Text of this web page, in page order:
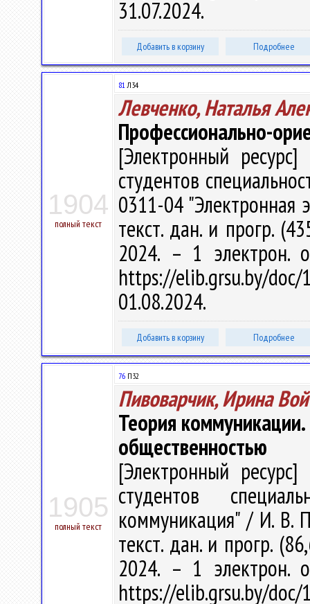
31.07.2024.
Добавить в корзину Подробнее
1904
полный текст
81Л34
Левченко, Наталья
Профессионально-
[Электронный
студентов
0311-04 "Электронная
текст. дан. и прогр.
2024. – 1 электрон.
https://elib.grsu.by/
01.08.2024.
Добавить в корзину Подробнее
1905
полный текст
76 П32
Пивоварчик, Ирина
Теория
общественностью
[Электронный
студентов
коммуникация" / И. В.
текст. дан. и прогр.
2024. – 1 электрон.
https://elib.grsu.by/